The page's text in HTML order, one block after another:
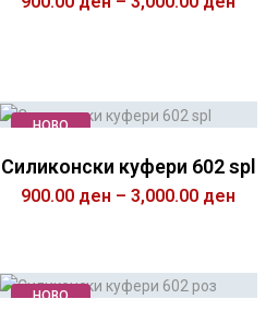
НОВО
Силиконски куфери 602 spl
900.00 ден –3,000.00 ден
НОВО